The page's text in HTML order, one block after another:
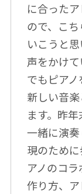
に合った
ので、こ
いこうと
声をかけ
でもピアノ
新しい音
ます。昨
一緒に演
現のため
アノのコ
作り方、